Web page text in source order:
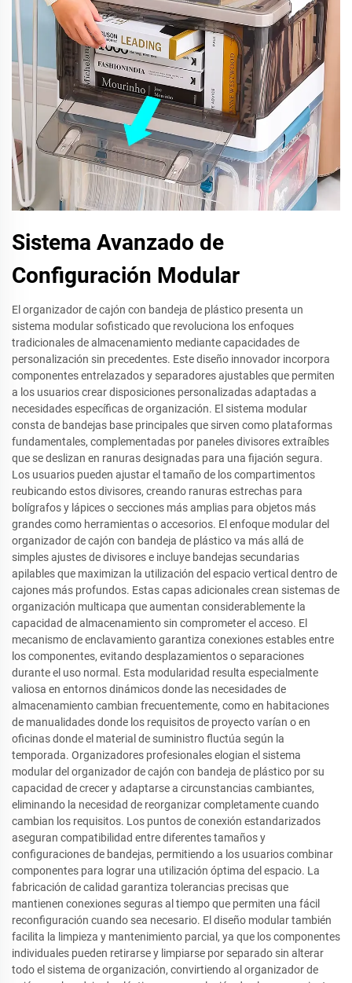
Sistema Avanzado de
Configuración Modular
El organizador de cajón con bandeja de plástico presenta un
sistema modular sofisticado que revoluciona los enfoques
tradicionales de almacenamiento mediante capacidades de
personalización sin precedentes. Este diseño innovador incorpora
componentes entrelazados y separadores ajustables que permiten
a los usuarios crear disposiciones personalizadas adaptadas a
necesidades específicas de organización. El sistema modular
consta de bandejas base principales que sirven como plataformas
fundamentales, complementadas por paneles divisores extraíbles
que se deslizan en ranuras designadas para una fijación segura.
Los usuarios pueden ajustar el tamaño de los compartimentos
reubicando estos divisores, creando ranuras estrechas para
bolígrafos y lápices o secciones más amplias para objetos más
grandes como herramientas o accesorios. El enfoque modular del
organizador de cajón con bandeja de plástico va más allá de
simples ajustes de divisores e incluye bandejas secundarias
apilables que maximizan la utilización del espacio vertical dentro de
cajones más profundos. Estas capas adicionales crean sistemas de
organización multicapa que aumentan considerablemente la
capacidad de almacenamiento sin comprometer el acceso. El
mecanismo de enclavamiento garantiza conexiones estables entre
los componentes, evitando desplazamientos o separaciones
durante el uso normal. Esta modularidad resulta especialmente
valiosa en entornos dinámicos donde las necesidades de
almacenamiento cambian frecuentemente, como en habitaciones
de manualidades donde los requisitos de proyecto varían o en
oficinas donde el material de suministro fluctúa según la
temporada. Organizadores profesionales elogian el sistema
modular del organizador de cajón con bandeja de plástico por su
capacidad de crecer y adaptarse a circunstancias cambiantes,
eliminando la necesidad de reorganizar completamente cuando
cambian los requisitos. Los puntos de conexión estandarizados
aseguran compatibilidad entre diferentes tamaños y
configuraciones de bandejas, permitiendo a los usuarios combinar
componentes para lograr una utilización óptima del espacio. La
fabricación de calidad garantiza tolerancias precisas que
mantienen conexiones seguras al tiempo que permiten una fácil
reconfiguración cuando sea necesario. El diseño modular también
facilita la limpieza y mantenimiento parcial, ya que los componentes
individuales pueden retirarse y limpiarse por separado sin alterar
todo el sistema de organización, convirtiendo al organizador de